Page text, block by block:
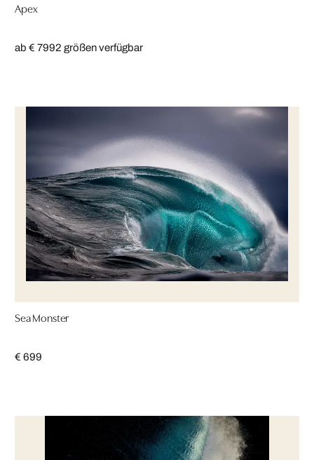
Apex
ab € 7992 größen verfügbar
Sea Monster
€ 699